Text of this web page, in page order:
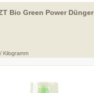
Bio Green Power
Kilogramm